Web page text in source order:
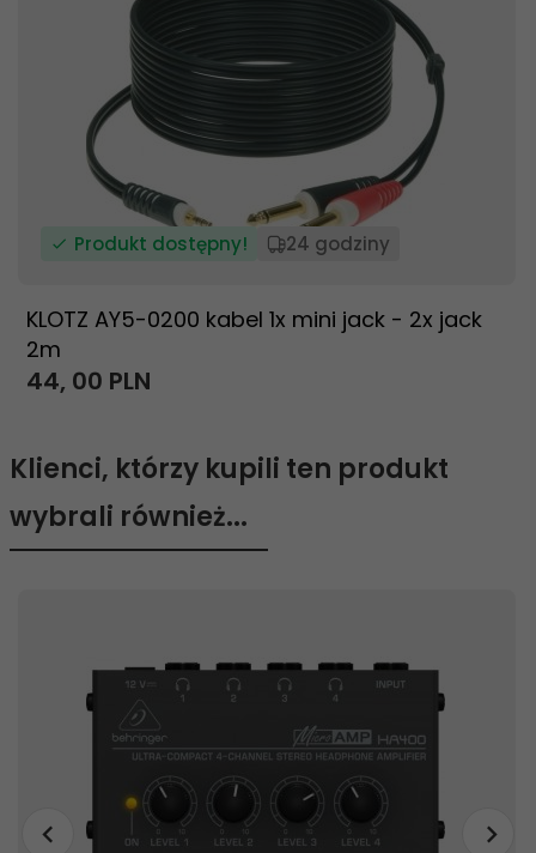
Produkt dostępny! 24 godziny
KLOTZ AY5-0200 kabel 1x mini jack - 2x jack
2m
44, 00 PLN
Klienci, którzy kupili ten produkt
wybrali również...